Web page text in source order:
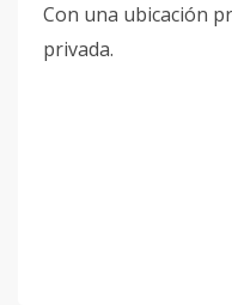
Con una ubicación
privada.